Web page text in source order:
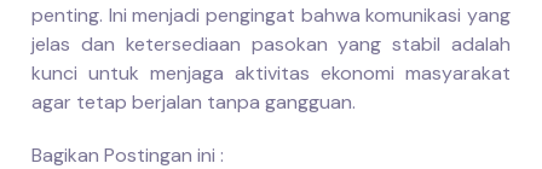
penting. Ini menjadi pengingat bahwa komunikasi yang
jelas dan ketersediaan pasokan yang stabil adalah
kunci untuk menjaga aktivitas ekonomi masyarakat
agar tetap berjalan tanpa gangguan.
Bagikan Postingan ini :